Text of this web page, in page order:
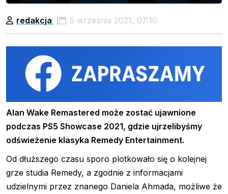
redakcja 5 września 2021, 07:10
Alan Wake Remastered może zostać ujawnione
podczas PS5 Showcase 2021, gdzie ujrzelibyśmy
odświeżenie klasyka Remedy Entertainment.
Od dłuższego czasu sporo plotkowało się o kolejnej
grze studia Remedy, a zgodnie z informacjami
udzielnymi przez znanego Daniela Ahmada, możliwe że